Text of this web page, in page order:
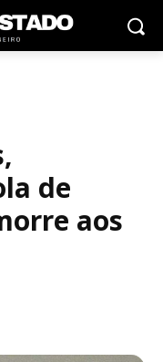
de
aos